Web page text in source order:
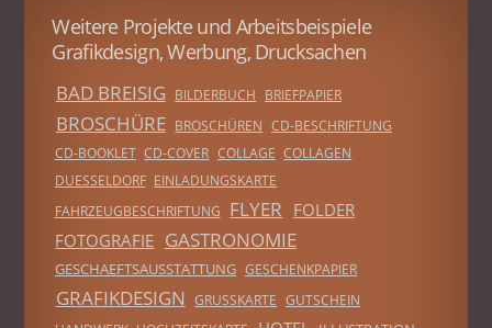
Weitere Projekte und Arbeitsbeispiele
Grafikdesign, Werbung, Drucksachen
BAD BREISIG BILDERBUCH BRIEFPAPIER
BROSCHÜRE BROSCHÜREN CD-BESCHRIFTUNG
CD-BOOKLET CD-COVER COLLAGE COLLAGEN
DUESSELDORF EINLADUNGSKARTE
FAHRZEUGBESCHRIFTUNG
FLYER FOLDER
FOTOGRAFIE GASTRONOMIE
GESCHAEFTSAUSSTATTUNG GESCHENKPAPIER
GRAFIKDESIGN GRUSSKARTE
GUTSCHEIN